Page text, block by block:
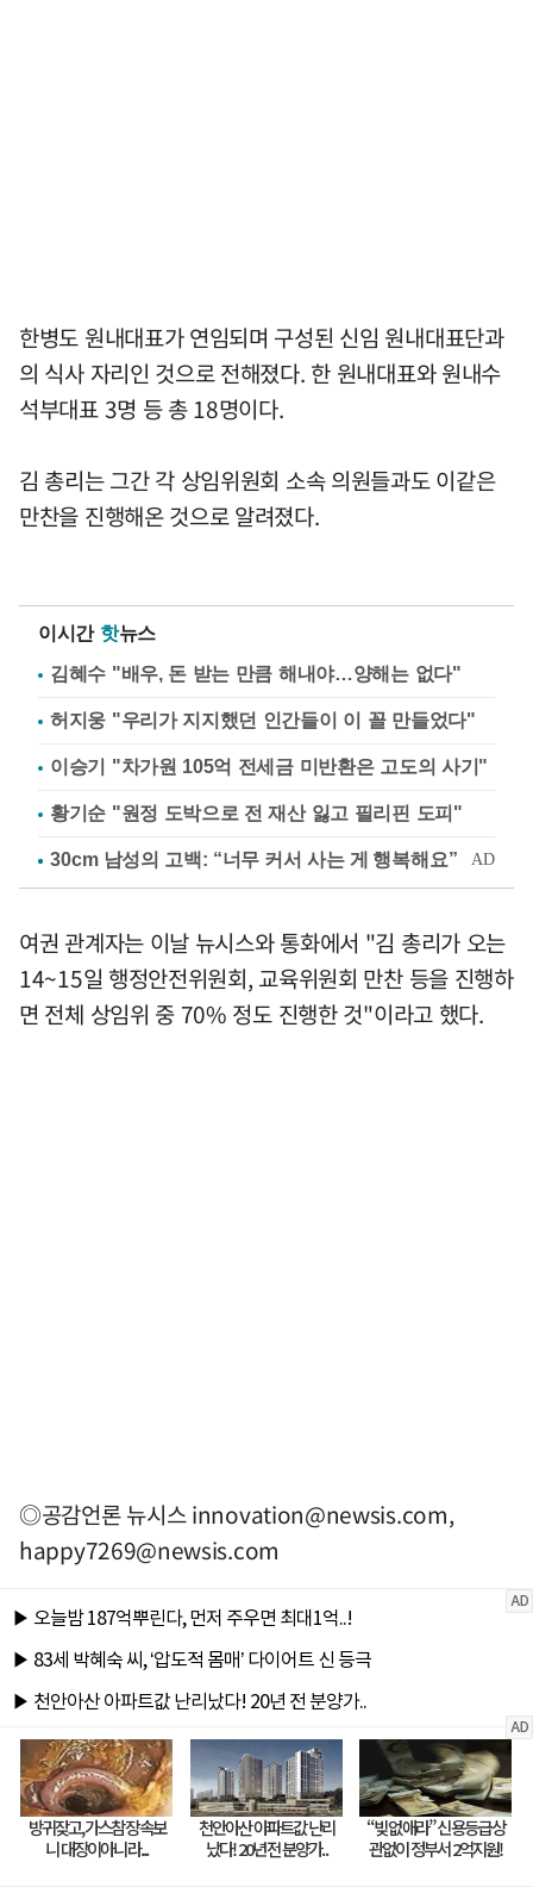
한병도 원내대표가 연임되며 구성된 신임 원내대표단과
의 식사 자리인 것으로 전해졌다. 한 원내대표와 원내수
석부대표 3명 등 총 18명이다.
김 총리는 그간 각 상임위원회 소속 의원들과도 이같은
만찬을 진행해온 것으로 알려졌다.
이시간 핫뉴스
김혜수 "배우, 돈 받는 만큼 해내야…양해는 없다"
허지웅 "우리가 지지했던 인간들이 이 꼴 만들었다"
이승기 "차가원 105억 전세금 미반환은 고도의 사기"
황기순 "원정 도박으로 전 재산 잃고 필리핀 도피"
여권 관계자는 이날 뉴시스와 통화에서 "김 총리가 오는
14~15일 행정안전위원회, 교육위원회 만찬 등을 진행하
면 전체 상임위 중 70% 정도 진행한 것"이라고 했다.
◎공감언론 뉴시스innovation@newsis.com,
happy7269@newsis.com